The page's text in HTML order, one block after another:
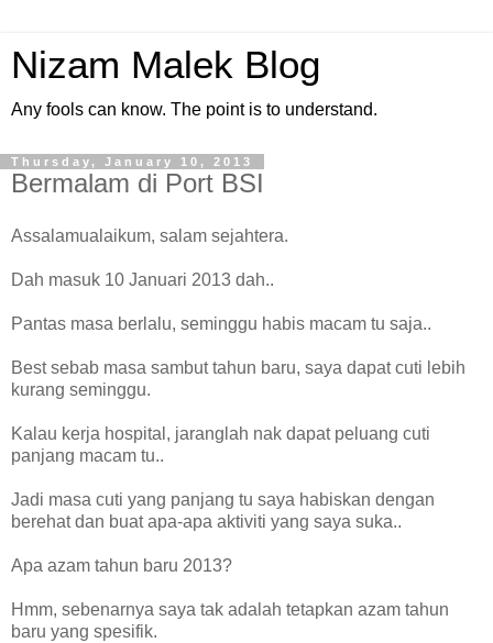
Nizam Malek Blog
Any fools can know. The point is to understand.
Thursday, January 10, 2013
Bermalam di Port BSI
Assalamualaikum, salam sejahtera.
Dah masuk 10 Januari 2013 dah..
Pantas masa berlalu, seminggu habis macam tu saja..
Best sebab masa sambut tahun baru, saya dapat cuti lebih
kurang seminggu.
Kalau kerja hospital, jaranglah nak dapat peluang cuti
panjang macam tu..
Jadi masa cuti yang panjang tu saya habiskan dengan
berehat dan buat apa-apa aktiviti yang saya suka..
Apa azam tahun baru 2013?
Hmm, sebenarnya saya tak adalah tetapkan azam tahun
baru yang spesifik.